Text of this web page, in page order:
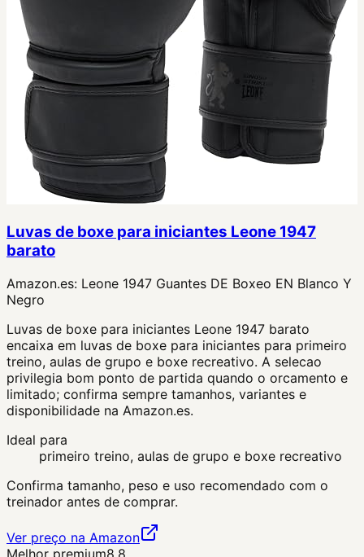
Luvas de boxe para iniciantes Leone 1947
barato
Amazon.es: Leone 1947 Guantes DE Boxeo EN Blanco Y
Negro
Luvas de boxe para iniciantes Leone 1947 barato
encaixa em luvas de boxe para iniciantes para primeiro
treino, aulas de grupo e boxe recreativo. A selecao
privilegia bom ponto de partida quando o orcamento e
limitado; confirma sempre tamanhos, variantes e
disponibilidade na Amazon.es.
Ideal para
primeiro treino, aulas de grupo e boxe recreativo
Confirma tamanho, peso e uso recomendado com o
treinador antes de comprar.
Ver preço na Amazon